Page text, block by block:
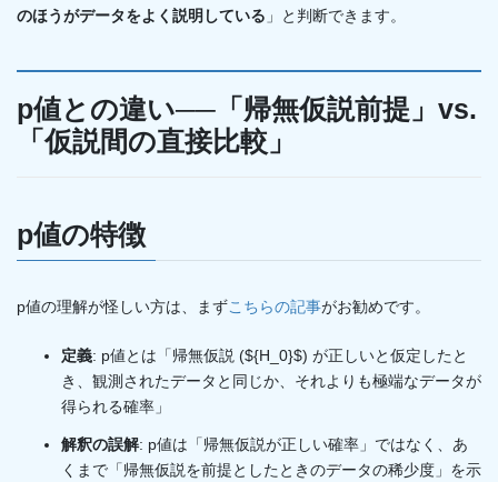
のほうがデータをよく説明している 」と判断できます。
p値との違い──「帰無仮説前提」vs.
「仮説間の直接比較」
p値の特徴
p値の理解が怪しい方は、まずこちらの記事がお勧めです。
定義: p値とは「帰無仮説 (${H_0}$​) が正しいと仮定したと
き、観測されたデータと同じか、それよりも極端なデータが
得られる確率」
解釈の誤解: p値は「帰無仮説が正しい確率」ではなく、あ
くまで「帰無仮説を前提としたときのデータの稀少度」を示